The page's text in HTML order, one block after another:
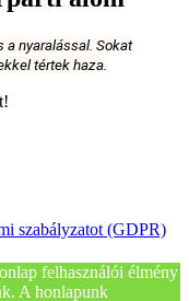
a nyaralással. Sokat
tértek haza.
szabályzatot (GDPR)
felhasználói élmény
A honlapunk